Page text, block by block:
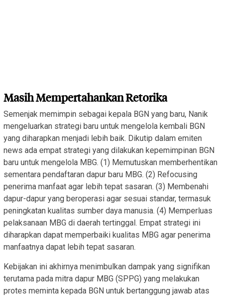
Masih Mempertahankan Retorika
Semenjak memimpin sebagai kepala BGN yang baru, Nanik
mengeluarkan strategi baru untuk mengelola kembali BGN
yang diharapkan menjadi lebih baik. Dikutip dalam emiten
news ada empat strategi yang dilakukan kepemimpinan BGN
baru untuk mengelola MBG. (1) Memutuskan memberhentikan
sementara pendaftaran dapur baru MBG. (2) Refocusing
penerima manfaat agar lebih tepat sasaran. (3) Membenahi
dapur-dapur yang beroperasi agar sesuai standar, termasuk
peningkatan kualitas sumber daya manusia. (4) Memperluas
pelaksanaan MBG di daerah tertinggal. Empat strategi ini
diharapkan dapat memperbaiki kualitas MBG agar penerima
manfaatnya dapat lebih tepat sasaran.
Kebijakan ini akhirnya menimbulkan dampak yang signifikan
terutama pada mitra dapur MBG (SPPG) yang melakukan
protes meminta kepada BGN untuk bertanggung jawab atas